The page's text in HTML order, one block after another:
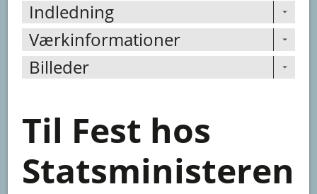
Indledning
Værkinformationer
Billeder
Til Fest hos
Statsministeren